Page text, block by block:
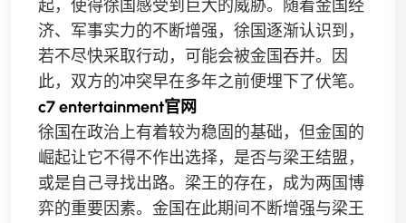
起，使得徐国感受到巨大的威胁。随着金国经
济、军事实力的不断增强，徐国逐渐认识到，
若不尽快采取行动，可能会被金国吞并。因
此，双方的冲突早在多年之前便埋下了伏笔。
c7 entertainment官网
徐国在政治上有着较为稳固的基础，但金国的
崛起让它不得不作出选择，是否与梁王结盟，
或是自己寻找出路。梁王的存在，成为两国博
弈的重要因素。金国在此期间不断增强与梁王